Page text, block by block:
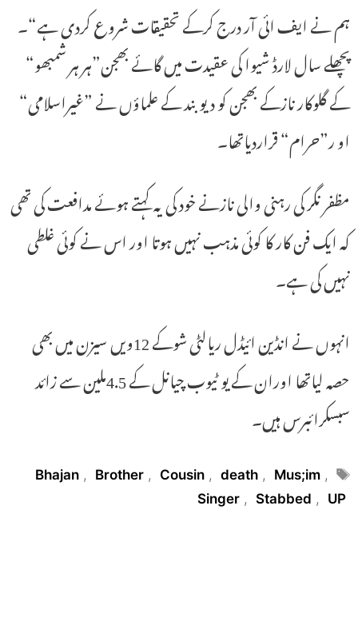
ہم نے ایف ائی آر درج کرکے تحقیقات شروع کردی ہے“۔
پچھلے سال لارڈ شیوا کی عقیدت میں گائے بھجن”ہر ہر شمبھو“
کے گلوکار نازکے بھجن کو دیوبند کے علماؤں نے ”غیراسلامی“
او ر”حرام“ قراردیاتھا۔
مظفر نگر کی رہنی والی نازنے خود کی یہ کہتے ہوئے مدافعت کی تھی
کہ ایک فن کار کا کوئی مذہب نہیں ہوتا اور اس نے کوئی غلطی
نہیں کی ہے۔
انہوں نے انڈین ائیڈل ریالٹی شوکے 12ویں سیزن میں بھی
حصہ لیاتھا اوران کے یو ٹیوب چیانل کے 4.5ملین سے زائد
سبسکرائبرس ہیں۔
Tags
Bhajan , Brother , Cousin , death , Mus;im ,
Singer , Stabbed , UP